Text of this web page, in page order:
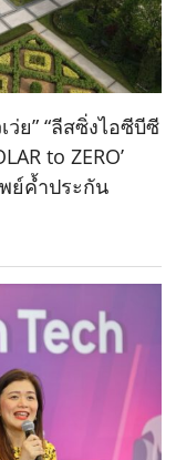
ว่ย” “ลีสซิ่งไอซีบีซี
to ZERO’
ย์ค้ำประกัน